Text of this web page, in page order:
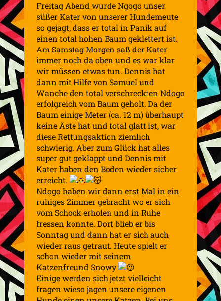
Freitag Abend wurde Ngogo unser
süßer Kater von unserer Hundemeute
so gejagt, dass er total in Panik auf
einen total hohen Baum geklettert ist.
Am Samstag Morgen saß der Kater
immer noch da oben und es war klar
wir müssen etwas tun. Dennis hat
dann mit Hilfe von Samuel und
Wanche den total verschreckten Ndogo
erfolgreich vom Baum geholt. Da der
Baum einige Meter (ca. 12 m) überhaupt
keine Äste hat und total glatt ist, war
diese Rettungsaktion ziemlich
schwierig. Aber zum Glück hat alles
super gut geklappt und Dennis mit
Kater haben den Boden wieder sicher
erreicht.
Ndogo haben wir dann erst Mal in ein
ruhiges Zimmer gebracht wo er sich
vom Schock erholen und in Ruhe
fressen konnte. Dort blieb er bis
Sonntag und dann hat er sich auch
wieder raus getraut. Heute spielt er
schon wieder mit seinem
Katzenfreund Snowy
Einige werden sich jetzt vielleicht
fragen wieso jagen unsere eigenen